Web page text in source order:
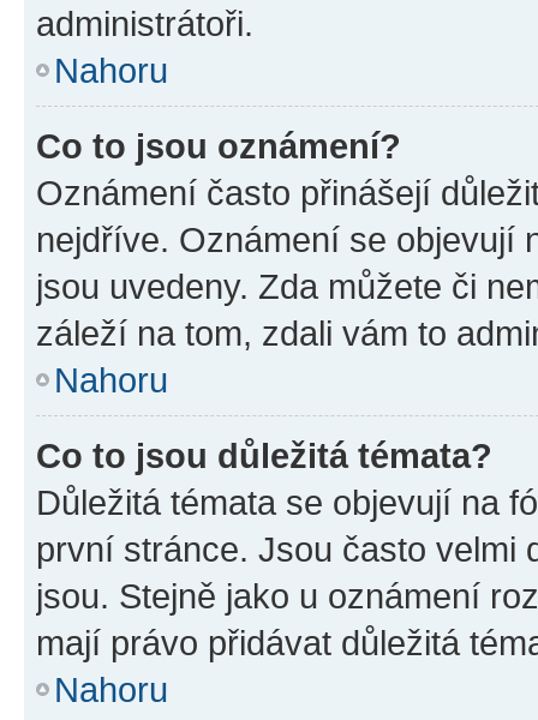
administrátoři.
Nahoru
Co to jsou oznámení?
Oznámení často přinášejí
nejdříve. Oznámení se objevují
jsou uvedeny. Zda můžete či
záleží na tom, zdali vám to
Nahoru
Co to jsou důležitá témata?
Důležitá témata se objevují na
první stránce. Jsou často velmi
jsou. Stejně jako u oznámení
mají právo přidávat důležitá
Nahoru